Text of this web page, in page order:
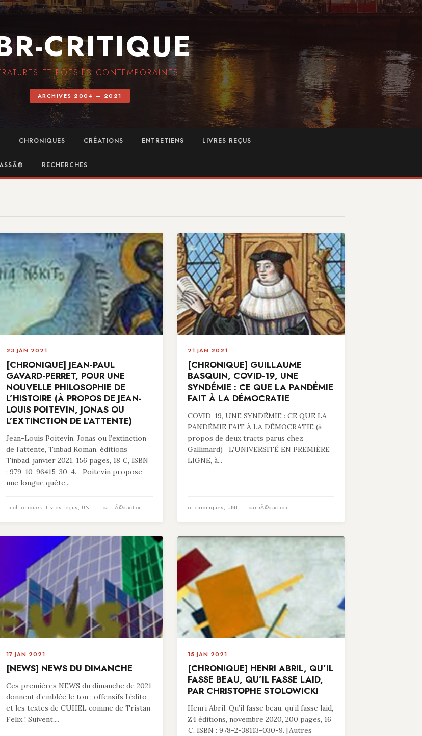
CRITIQUE
ET POÉSIES CONTEMPORAINES
ARCHIVES 2004 — 2021
CHRONIQUES CRÉATIONS ENTRETIENS LIVRES REÇUS
RECHERCHES
23 JAN 2021
[CHRONIQUE] JEAN-PAUL
GAVARD-PERRET, POUR UNE
NOUVELLE PHILOSOPHIE DE
L’HISTOIRE (À PROPOS DE JEAN-
LOUIS POITEVIN, JONAS OU
L’EXTINCTION DE L’ATTENTE)
Jean-Louis Poitevin, Jonas ou l’extinction
de l’attente, Tinbad Roman, éditions
Tinbad, janvier 2021, 156 pages, 18 €, ISBN
: 979-10-96415-30-4. Poitevin propose
une longue quête...
in chroniques, Livres reçus, UNE — par rÃ©daction
21 JAN 2021
[CHRONIQUE] GUILLAUME
BASQUIN, COVID-19, UNE
SYNDÉMIE : CE QUE LA PANDÉMIE
FAIT À LA DÉMOCRATIE
COVID-19, UNE SYNDÉMIE : CE QUE LA
PANDÉMIE FAIT À LA DÉMOCRATIE (à
propos de deux tracts parus chez
Gallimard) L’UNIVERSITÉ EN PREMIÈRE
LIGNE, à...
in chroniques, UNE — par rÃ©daction
17 JAN 2021
[NEWS] NEWS DU DIMANCHE
Ces premières NEWS du dimanche de 2021
donnent d’emblée le ton : offensifs l’édito
et les textes de CUHEL comme de Tristan
Felix ! Suivent,...
15 JAN 2021
[CHRONIQUE] HENRI ABRIL, QU’IL
FASSE BEAU, QU’IL FASSE LAID,
PAR CHRISTOPHE STOLOWICKI
Henri Abril, Qu’il fasse beau, qu’il fasse laid,
Z4 éditions, novembre 2020, 200 pages, 16
€, ISBN : 978-2-38113-030-9. [Autres